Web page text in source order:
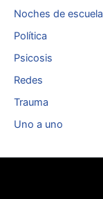
Noches de escuela
Política
Psicosis
Redes
Trauma
Uno a uno